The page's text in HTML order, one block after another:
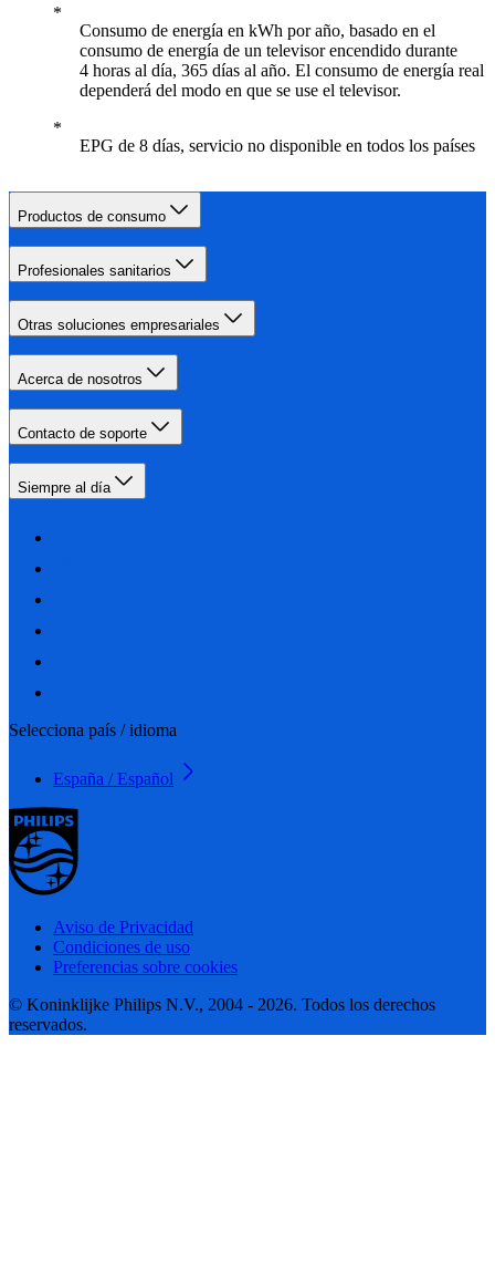
Consumo de energía en kWh por año, basado en el
consumo de energía de un televisor encendido durante
4 horas al día, 365 días al año. El consumo de energía real
dependerá del modo en que se use el televisor.
EPG de 8 días, servicio no disponible en todos los países
Productos de consumo
Profesionales sanitarios
Otras soluciones empresariales
Acerca de nosotros
Contacto de soporte
Siempre al día
Selecciona país / idioma
España / Español
Aviso de Privacidad
Condiciones de uso
Preferencias sobre cookies
© Koninklijke Philips N.V., 2004 - 2026. Todos los derechos
reservados.